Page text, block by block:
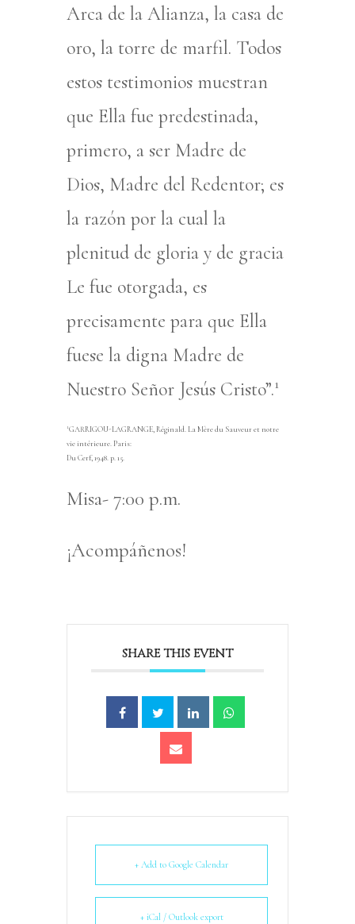
Arca de la Alianza, la casa de
oro, la torre de marfil. Todos
estos testimonios muestran
que Ella fue predestinada,
primero, a ser Madre de
Dios, Madre del Redentor; es
la razón por la cual la
plenitud de gloria y de gracia
Le fue otorgada, es
precisamente para que Ella
fuese la digna Madre de
Nuestro Señor Jesús Cristo”.1
1GARRIGOU-LAGRANGE, Réginald. La Mère du Sauveur et notre
vie intérieure. Paris:
Du Cerf, 1948. p. 15.
Misa- 7:00 p.m.
¡Acompáñenos!
SHARE THIS EVENT
+ Add to Google Calendar
+ iCal / Outlook export